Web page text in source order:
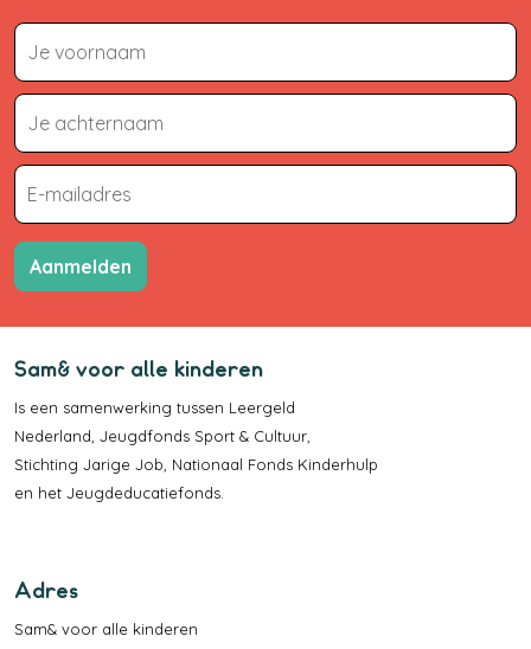
Aanmelden
Sam& voor alle kinderen
Is een samenwerking tussen Leergeld
Nederland Jeugdfonds Sport & Cultuur
Stichting Jarige Job Nationaal Fonds Kinderhulp
en het Jeugdeducatiefonds
Adres
Sam& voor alle kinderen